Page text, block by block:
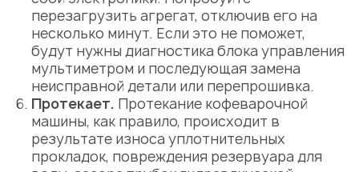
перезагрузить агрегат, отключив его на
несколько минут. Если это не поможет,
будут нужны диагностика блока управления
мультиметром и последующая замена
неисправной детали или перепрошивка.
Протекает. Протекание кофеварочной
машины, как правило, происходит в
результате износа уплотнительных
прокладок, повреждения резервуара для